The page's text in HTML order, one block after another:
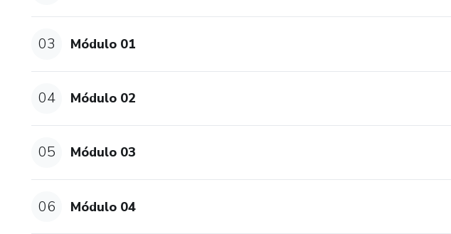
03 Módulo 01
04 Módulo 02
05 Módulo 03
06 Módulo 04